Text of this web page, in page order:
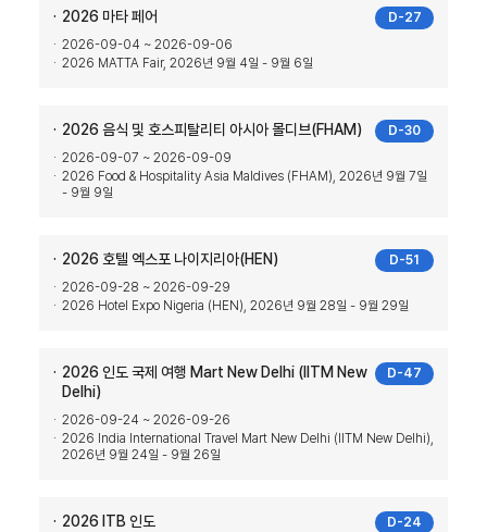
D-27
2026 마타 페어
2026-09-04 ~ 2026-09-06
2026 MATTA Fair, 2026년 9월 4일 - 9월 6일
D-30
2026 음식 및 호스피탈리티 아시아 몰디브(FHAM)
2026-09-07 ~ 2026-09-09
2026 Food & Hospitality Asia Maldives (FHAM), 2026년 9월 7일
- 9월 9일
D-51
2026 호텔 엑스포 나이지리아(HEN)
2026-09-28 ~ 2026-09-29
2026 Hotel Expo Nigeria (HEN), 2026년 9월 28일 - 9월 29일
D-47
2026 인도 국제 여행 Mart New Delhi (IITM New
Delhi)
2026-09-24 ~ 2026-09-26
2026 India International Travel Mart New Delhi (IITM New Delhi),
2026년 9월 24일 - 9월 26일
D-24
2026 ITB 인도